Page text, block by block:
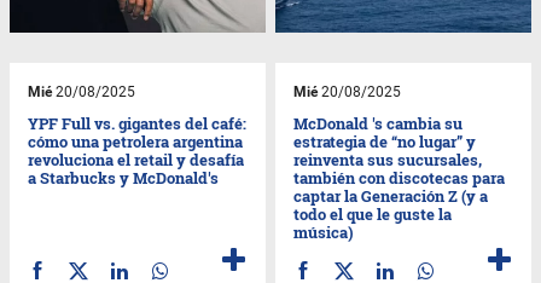
Mié20/08/2025
YPF Full vs. gigantes del café:
cómo una petrolera argentina
revoluciona el retail y desafía
a Starbucks y McDonald's
Mié20/08/2025
McDonald 's cambia su
estrategia de “no lugar” y
reinventa sus sucursales,
también con discotecas para
captar la Generación Z (y a
todo el que le guste la
música)